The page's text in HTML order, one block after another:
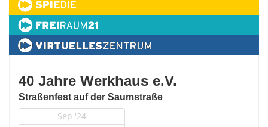
40 Jahre Werkhaus e.V.
Straßenfest auf der Saumstraße
Sep '24